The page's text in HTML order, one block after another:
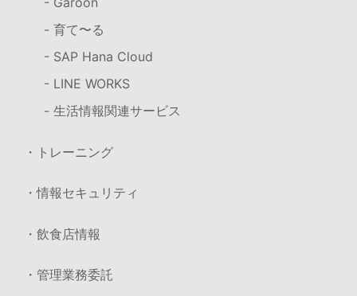
- 育て〜る
- SAP Hana Cloud
- LINE WORKS
- 生活情報関連サービス
・トレーニング
・情報セキュリティ
・飲食店情報
・管理業務委託